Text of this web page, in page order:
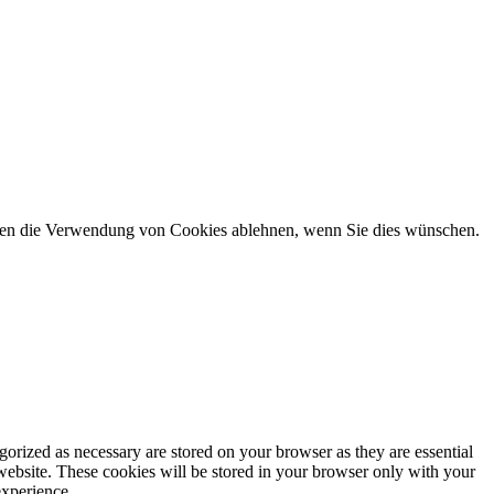
die Verwendung von Cookies ablehnen, wenn Sie dies wünschen.
as necessary are stored on your browser as they are essential
These cookies will be stored in your browser only with your